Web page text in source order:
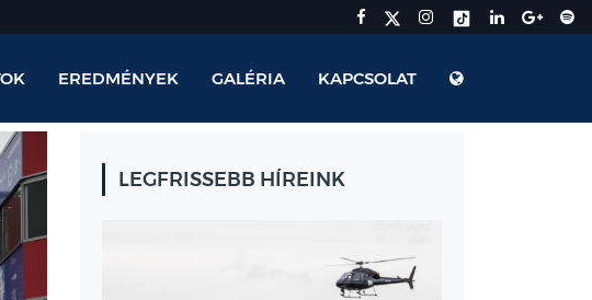
EREDMÉNYEK GALÉRIA KAPCSOLAT
LEGFRISSEBB HÍREINK